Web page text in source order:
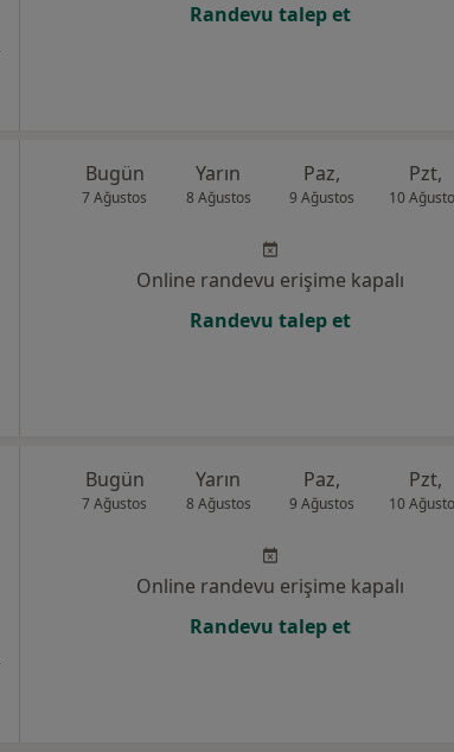
Randevu talep et
Bugün
7 Ağustos
Yarın
8 Ağustos
Paz,
9 Ağustos
Pzt,
10
Online randevu erişime kapalı
Randevu talep et
Bugün
7 Ağustos
Yarın
8 Ağustos
Paz,
9 Ağustos
Pzt,
10
Online randevu erişime kapalı
Randevu talep et